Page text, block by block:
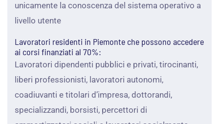
unicamente la conoscenza del sistema operativo a
livello utente
Lavoratori residenti in Piemonte che possono accedere
ai corsi finanziati al 70%:
Lavoratori dipendenti pubblici e privati, tirocinanti,
liberi professionisti, lavoratori autonomi,
coadiuvanti e titolari d’impresa, dottorandi,
specializzandi, borsisti, percettori di